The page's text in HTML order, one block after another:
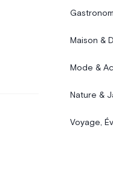
Maison &
Mode &
Nature &
Voyage,